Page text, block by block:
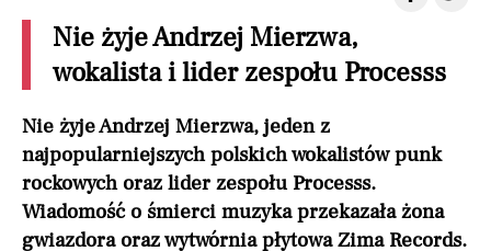
Nie żyje Andrzej Mierzwa,
wokalista i lider zespołu Processs
Nie żyje Andrzej Mierzwa, jeden z
najpopularniejszych polskich wokalistów punk
rockowych oraz lider zespołu Processs.
Wiadomość o śmierci muzyka przekazała żona
gwiazdora oraz wytwórnia płytowa Zima Records.